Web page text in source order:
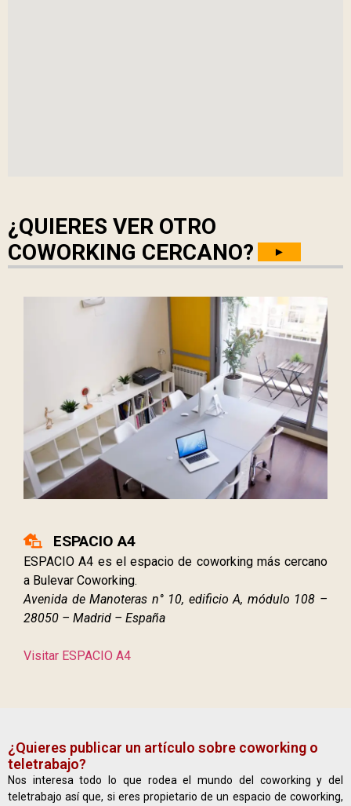
¿QUIERES VER OTRO
COWORKING CERCANO?
►
ESPACIO A4
ESPACIO A4 es el espacio de coworking más cercano
a Bulevar Coworking.
Avenida de Manoteras n° 10, edificio A, módulo 108 –
28050 – Madrid – España
Visitar ESPACIO A4
¿Quieres publicar un artículo sobre coworking o
teletrabajo?
Nos interesa todo lo que rodea el mundo del coworking y del
teletrabajo así que, si eres propietario de un espacio de coworking,